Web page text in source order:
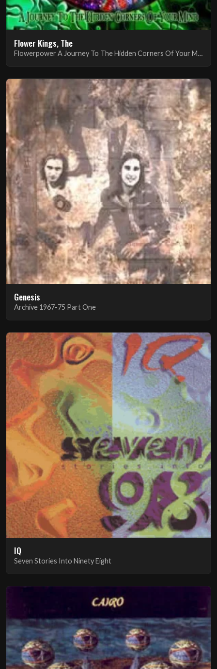
Flower Kings, The
Flowerpower A Journey To The Hidden Corners Of Your Mind
Genesis
Archive 1967-75 Part One
IQ
Seven Stories Into Ninety Eight